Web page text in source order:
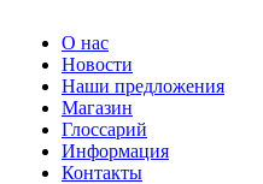
О нас
Новости
Наши предложения
Магазин
Глоссарий
Информация
Контакты